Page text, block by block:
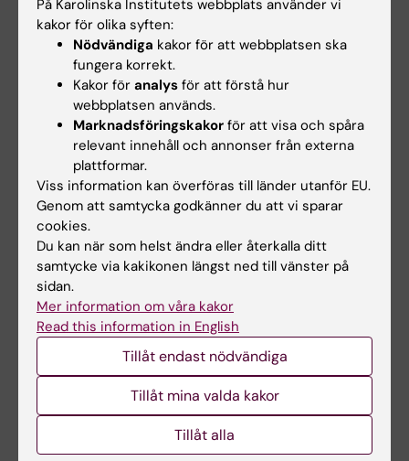
Disputation
Fredag, 4 april, kl. 09:30, 9Q Månen, Alfred
Nobels allé 8, Flemingsberg.
Avhandling
Features of innate lymphoid cells in human
fetal tissues and adult respiratory infection
Tags
ANA Futura
Uppdaterad av:
Karin Vikström 2025-03-31
Innehållsgranskare:
På Karolinska Institutets webbplats använder vi
kakor för olika syften:
Nödvändiga kakor för att webbplatsen ska
fungera korrekt.
Kakor för analys för att förstå hur
webbplatsen används.
Marknadsföringskakor för att visa och spåra
relevant innehåll och annonser från externa
plattformar.
Viss information kan överföras till länder utanför EU.
Genom att samtycka godkänner du att vi sparar
cookies.
Du kan när som helst ändra eller återkalla ditt
samtycke via kakikonen längst ned till vänster på
sidan.
Mer information om våra kakor
Read this information in English
Tillåt endast nödvändiga
Tillåt mina valda kakor
Tillåt alla